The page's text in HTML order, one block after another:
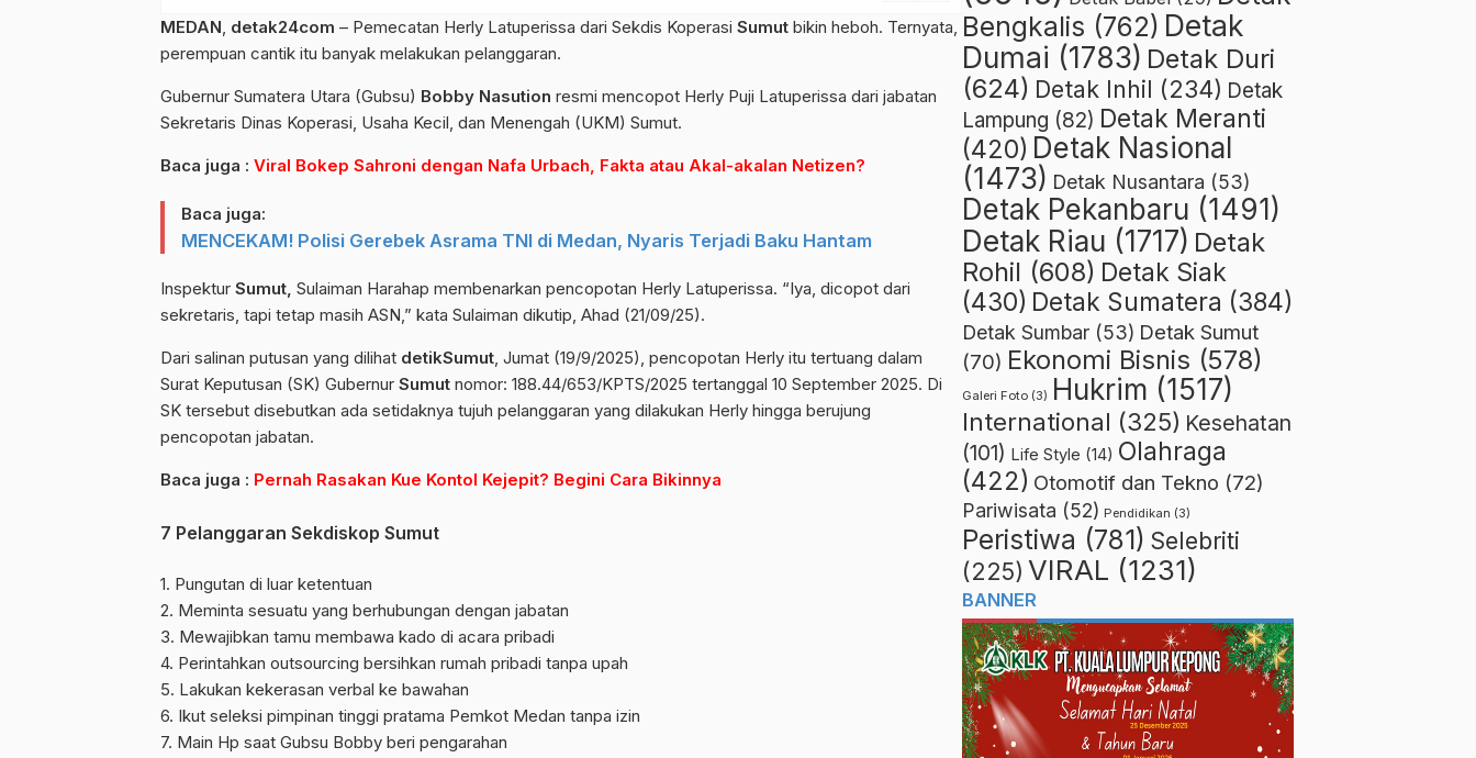
MEDAN, detak24com – Pemecatan Herly Latuperissa dari Sekdis Koperasi Sumut bikin heboh. Ternyata,
perempuan cantik itu banyak melakukan pelanggaran.
Gubernur Sumatera Utara (Gubsu) Bobby Nasution resmi mencopot Herly Puji Latuperissa dari jabatan
Sekretaris Dinas Koperasi, Usaha Kecil, dan Menengah (UKM) Sumut.
Baca juga : Viral Bokep Sahroni dengan Nafa Urbach, Fakta atau Akal-akalan Netizen?
Baca juga:
MENCEKAM! Polisi Gerebek Asrama TNI di Medan, Nyaris Terjadi Baku Hantam
Inspektur Sumut, Sulaiman Harahap membenarkan pencopotan Herly Latuperissa. “Iya, dicopot dari
sekretaris, tapi tetap masih ASN,” kata Sulaiman dikutip, Ahad (21/09/25).
Dari salinan putusan yang dilihat detikSumut, Jumat (19/9/2025), pencopotan Herly itu tertuang dalam
Surat Keputusan (SK) Gubernur Sumut nomor: 188.44/653/KPTS/2025 tertanggal 10 September 2025. Di
SK tersebut disebutkan ada setidaknya tujuh pelanggaran yang dilakukan Herly hingga berujung
pencopotan jabatan.
Baca juga : Pernah Rasakan Kue Kontol Kejepit? Begini Cara Bikinnya
7 Pelanggaran Sekdiskop Sumut
1. Pungutan di luar ketentuan
2. Meminta sesuatu yang berhubungan dengan jabatan
3. Mewajibkan tamu membawa kado di acara pribadi
4. Perintahkan outsourcing bersihkan rumah pribadi tanpa upah
5. Lakukan kekerasan verbal ke bawahan
6. Ikut seleksi pimpinan tinggi pratama Pemkot Medan tanpa izin
7. Main Hp saat Gubsu Bobby beri pengarahan
Bengkalis (762) Detak
Dumai (1783) Detak Duri
(624) Detak Inhil (234) Detak
Lampung (82) Detak Meranti
(420) Detak Nasional
(1473) Detak Nusantara (53)
Detak Pekanbaru (1491)
Detak Riau (1717) Detak
Rohil (608) Detak Siak
(430) Detak Sumatera (384)
Detak Sumbar (53) Detak Sumut
(70) Ekonomi Bisnis (578)
Galeri Foto (3) Hukrim (1517)
International (325) Kesehatan
(101) Life Style (14) Olahraga
(422) Otomotif dan Tekno (72)
Pariwisata (52) Pendidikan (3)
Peristiwa (781) Selebriti
(225) VIRAL (1231)
BANNER